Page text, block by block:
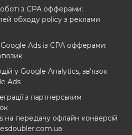
з СРА офферами:
обходу policy з реклами
Ads із СРА офферами:
у Google Analytics, зв'язок
Ads
з партнерським
на передачу офлайн конверсій